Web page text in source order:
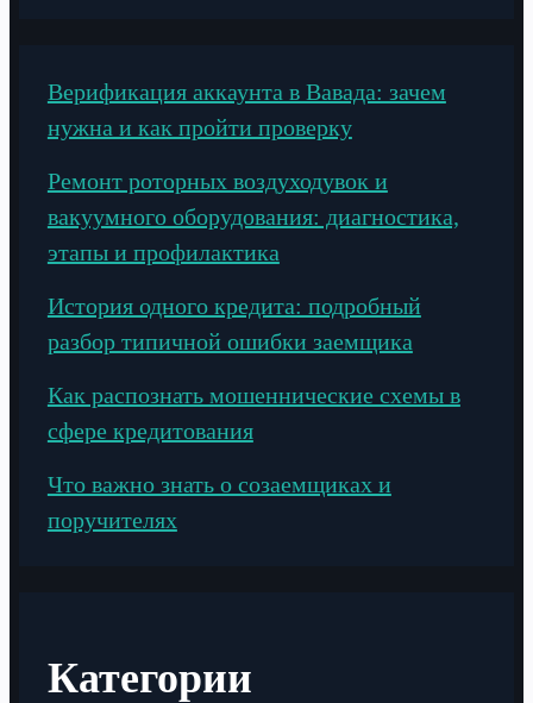
Верификация аккаунта в Вавада: зачем
нужна и как пройти проверку
Ремонт роторных воздуходувок и
вакуумного оборудования: диагностика,
этапы и профилактика
История одного кредита: подробный
разбор типичной ошибки заемщика
Как распознать мошеннические схемы в
сфере кредитования
Что важно знать о созаемщиках и
поручителях
Категории